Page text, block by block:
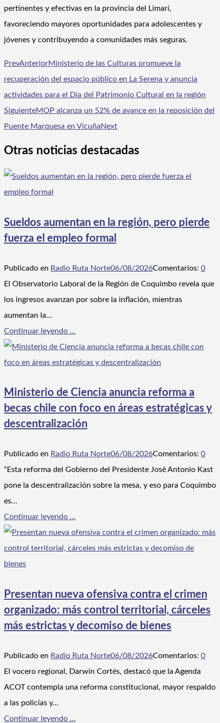
pertinentes y efectivas en la provincia del Limarí,
favoreciendo mayores oportunidades para adolescentes y
jóvenes y contribuyendo a comunidades más seguras.
PrevAnteriorMinisterio de las Culturas promueve la
recuperación del espacio público en La Serena y anuncia
actividades para el Día del Patrimonio Cultural en la región
SiguienteMOP alcanza un 52% de avance en la reposición del
Puente Marquesa en VicuñaNext
Otras noticias destacadas
Sueldos aumentan en la región, pero pierde
fuerza el empleo formal
Publicado en Radio Ruta Norte06/08/2026Comentarios: 0
El Observatorio Laboral de la Región de Coquimbo revela que
los ingresos avanzan por sobre la inflación, mientras
aumentan la…
Continuar leyendo ...
Ministerio de Ciencia anuncia reforma a
becas chile con foco en áreas estratégicas y
descentralización
Publicado en Radio Ruta Norte06/08/2026Comentarios: 0
“Esta reforma del Gobierno del Presidente José Antonio Kast
pone la descentralización sobre la mesa, y eso para Coquimbo
es…
Continuar leyendo ...
Presentan nueva ofensiva contra el crimen
organizado: más control territorial, cárceles
más estrictas y decomiso de bienes
Publicado en Radio Ruta Norte06/08/2026Comentarios: 0
El vocero regional, Darwin Cortés, destacó que la Agenda
ACOT contempla una reforma constitucional, mayor respaldo
a las policías y…
Continuar leyendo ...